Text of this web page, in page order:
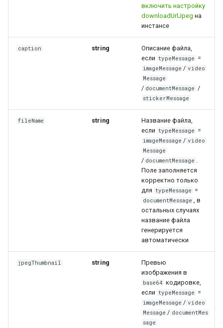
включить настройку
downloadUrlJpeg на
инстансе
caption string
Описание файла,
если typeMessage =
imageMessage / video
Message
/ documentMessage /
stickerMessage
fileName string
Название файла,
если typeMessage =
imageMessage / video
Message
/ documentMessage
Поле заполняется
корректно только
для typeMessage =
documentMessage
, в
остальных случаях
название файла
генерируется
автоматически
jpegThumbnail string
Превью
изображения в
base64 кодировке,
если typeMessage =
imageMessage / video
Message / documentMes
sage